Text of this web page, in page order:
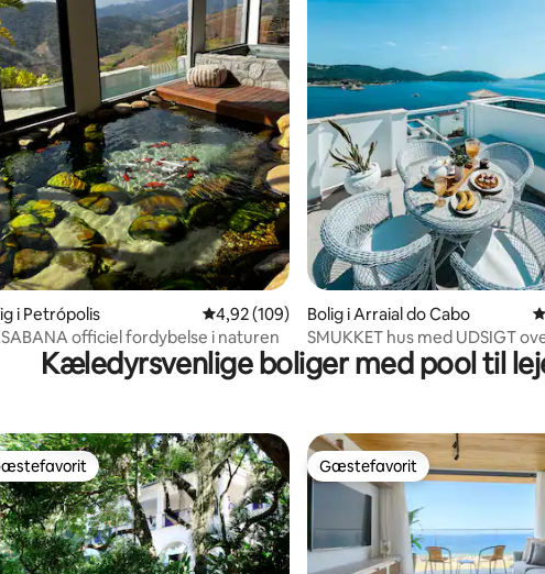
bedømmelse, 220 omtaler
i Petrópolis 4,92 ud af 5 i gennemsnitlig bedømmelse,
4,92 (109)
officiel fordybelse i naturen
Bolig i Arraial do Cabo
SMUKKET hus med UDSIGT
privat pool
Kæledyrsvenlige boliger med pool til
Gæstefavorit
Gæstefavorit